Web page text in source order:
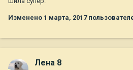
Изменено 1 марта, 2017
Лена 8